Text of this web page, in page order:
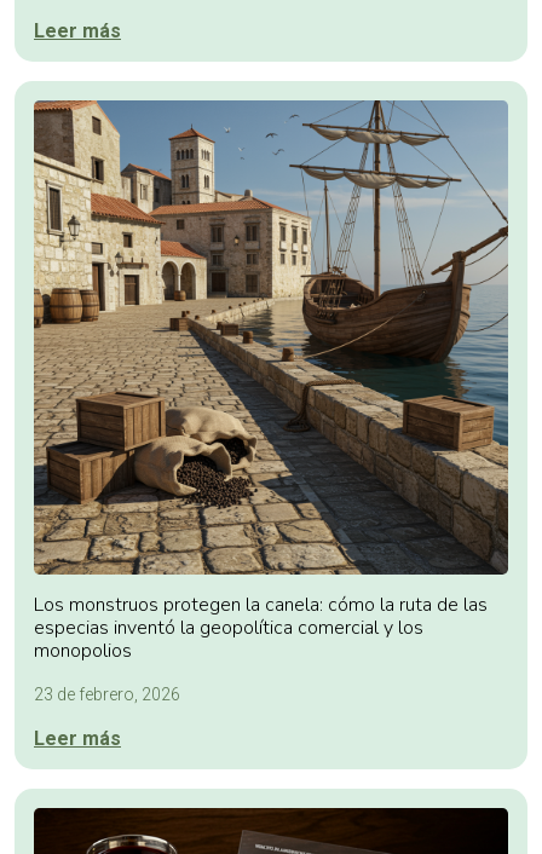
Leer más
Los monstruos protegen la canela: cómo la ruta de las
especias inventó la geopolítica comercial y los
monopolios
23 de febrero, 2026
Leer más